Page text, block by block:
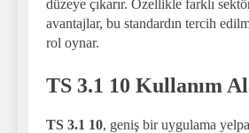
düzeye çıkarır. Özellikle farklı
avantajlar, bu standardın tercih
rol oynar.
TS 3.1 10 Kullanım
TS 3.1 10, geniş bir uygulama